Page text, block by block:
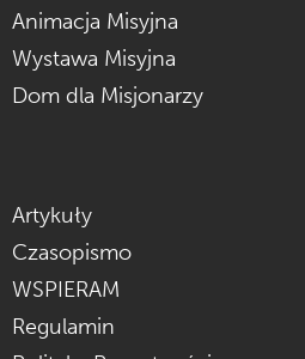
Animacja Misyjna
Wystawa Misyjna
Dom dla Misjonarzy
Artykuły
Czasopismo
WSPIERAM
Regulamin